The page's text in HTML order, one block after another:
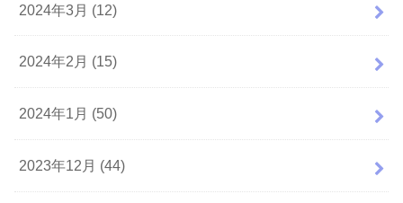
2024年3月 (12)
2024年2月 (15)
2024年1月 (50)
2023年12月 (44)